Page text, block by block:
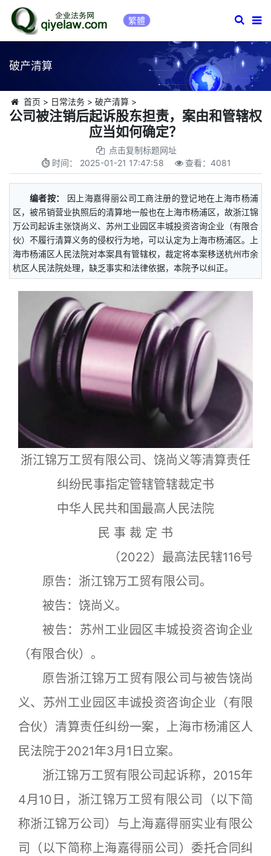
繁體
破产清算
首页 > 日常法务> 破产清算>
公司被注销后起诉股东担责，案由和管辖权
应当如何确定？
点击复制标题网址
时间： 2025-01-21 17:47:58 查看：4081
编者按：
因上海嘉得丽公司工商注册的登记地在上海市杨浦
区，被吊销营业执照后的清算地一般也在上海市杨浦区，故浙江锦
万公司起诉主张饶尚义、苏州工业园区丰城投资咨询企业（有限合
伙）不履行清算义务的侵权行为地，可以认定为上海市杨浦区。上
海市杨浦区人民法院对本案具有管辖权，裁定将本案移送杭州市余
杭区人民法院处理，缺乏事实和法律依据，本院予以纠正。
浙江锦万工贸有限公司、饶尚义等清算责任
纠纷民事指定管辖管辖裁定书
中华人民共和国最高人民法院
民 事 裁 定 书
（2022）最高法民辖116号
原告：浙江锦万工贸有限公司。
被告：饶尚义。
被告：苏州工业园区丰城投资咨询企业
（有限合伙）。
原告浙江锦万工贸有限公司与被告饶尚
义、苏州工业园区丰诚投资咨询企业（有限
合伙）清算责任纠纷一案，上海市杨浦区人
民法院于2021年3月1日立案。
浙江锦万工贸有限公司起诉称，2015年
4月10日，浙江锦万工贸有限公司（以下简
称浙江锦万公司）与上海嘉得丽实业有限公
司（以下简称上海嘉得丽公司）委托合同纠